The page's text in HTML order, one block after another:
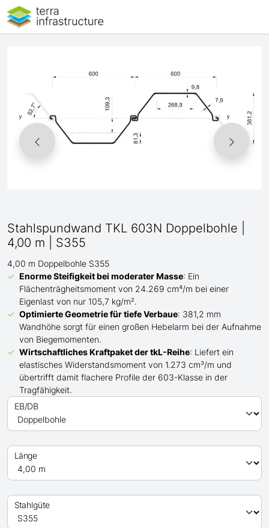
Stahlspundwand TKL 603N Doppelbohle |
4,00 m | S355
4,00 m Doppelbohle S355
Enorme Steifigkeit bei moderater Masse: Ein
Flächenträgheitsmoment von 24.269 cm⁴/m bei einer
Eigenlast von nur 105,7 kg/m².
Optimierte Geometrie für tiefe Verbaue: 381,2 mm
Wandhöhe sorgt für einen großen Hebelarm bei der Aufnahme
von Biegemomenten.
Wirtschaftliches Kraftpaket dertkL-Reihe: Liefert ein
elastisches Widerstandsmoment von 1.273 cm³/m und
übertrifft damit flachere Profile der 603-Klasse in der
Tragfähigkeit.
EB/DB
Länge
Stahlgüte